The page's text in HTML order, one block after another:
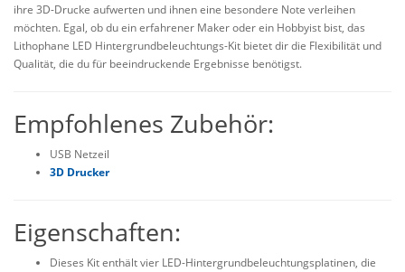
ihre 3D-Drucke aufwerten und ihnen eine besondere Note verleihen
möchten. Egal, ob du ein erfahrener Maker oder ein Hobbyist bist, das
Lithophane LED Hintergrundbeleuchtungs-Kit bietet dir die Flexibilität und
Qualität, die du für beeindruckende Ergebnisse benötigst.
Empfohlenes Zubehör:
USB Netzeil
3D Drucker
Eigenschaften:
Dieses Kit enthält vier LED-Hintergrundbeleuchtungsplatinen, die